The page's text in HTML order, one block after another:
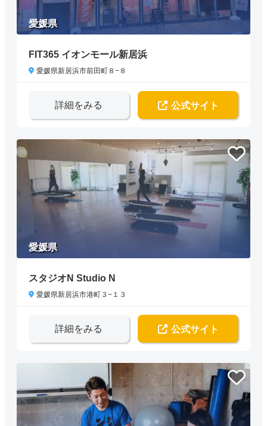
愛媛県
FIT365 イオンモール新居浜
愛媛県新居浜市前田町８−８
詳細をみる 公式サイト
愛媛県
スタジオN Studio N
愛媛県新居浜市港町３−１３
詳細をみる 公式サイト